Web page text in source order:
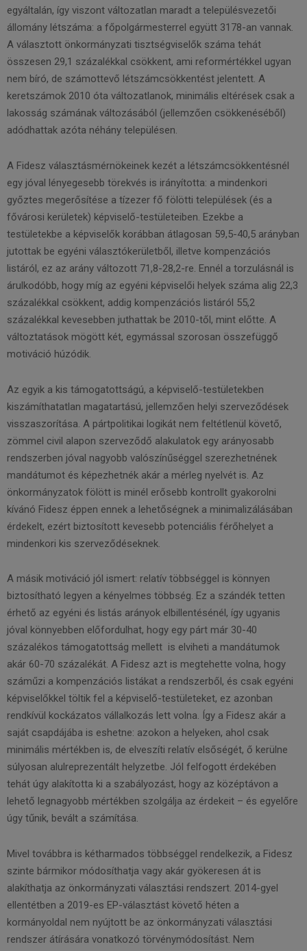
egyáltalán, így viszont változatlan maradt a településvezetői
állomány létszáma: a főpolgármesterrel együtt 3178-an vannak.
A választott önkormányzati tisztségviselők száma tehát
összesen 29,1 százalékkal csökkent, ami reformértékkel ugyan
nem bíró, de számottevő létszámcsökkentést jelentett. A
keretszámok 2010 óta változatlanok, minimális eltérések csak a
lakosság számának változásából (jellemzően csökkenéséből)
adódhattak azóta néhány településen.
A Fidesz választásmérnökeinek kezét a létszámcsökkentésnél
egy jóval lényegesebb törekvés is irányította: a mindenkori
győztes megerősítése a tízezer fő fölötti települések (és a
fővárosi kerületek) képviselő-testületeiben. Ezekbe a
testületekbe a képviselők korábban átlagosan 59,5-40,5 arányban
jutottak be egyéni választókerületből, illetve kompenzációs
listáról, ez az arány változott 71,8-28,2-re. Ennél a torzulásnál is
árulkodóbb, hogy míg az egyéni képviselői helyek száma alig 22,3
százalékkal csökkent, addig kompenzációs listáról 55,2
százalékkal kevesebben juthattak be 2010-től, mint előtte. A
változtatások mögött két, egymással szorosan összefüggő
motiváció húzódik.
Az egyik a kis támogatottságú, a képviselő-testületekben
kiszámíthatatlan magatartású, jellemzően helyi szerveződések
visszaszorítása. A pártpolitikai logikát nem feltétlenül követő,
zömmel civil alapon szerveződő alakulatok egy arányosabb
rendszerben jóval nagyobb valószínűséggel szerezhetnének
mandátumot és képezhetnék akár a mérleg nyelvét is. Az
önkormányzatok fölött is minél erősebb kontrollt gyakorolni
kívánó Fidesz éppen ennek a lehetőségnek a minimalizálásában
érdekelt, ezért biztosított kevesebb potenciális férőhelyet a
mindenkori kis szerveződéseknek.
A másik motiváció jól ismert: relatív többséggel is könnyen
biztosítható legyen a kényelmes többség. Ez a szándék tetten
érhető az egyéni és listás arányok elbillentésénél, így ugyanis
jóval könnyebben előfordulhat, hogy egy párt már 30-40
százalékos támogatottság mellett is elviheti a mandátumok
akár 60-70 százalékát. A Fidesz azt is megtehette volna, hogy
száműzi a kompenzációs listákat a rendszerből, és csak egyéni
képviselőkkel töltik fel a képviselő-testületeket, ez azonban
rendkívül kockázatos vállalkozás lett volna. Így a Fidesz akár a
saját csapdájába is eshetne: azokon a helyeken, ahol csak
minimális mértékben is, de elveszíti relatív elsőségét, ő kerülne
súlyosan alulreprezentált helyzetbe. Jól felfogott érdekében
tehát úgy alakította ki a szabályozást, hogy az középtávon a
lehető legnagyobb mértékben szolgálja az érdekeit – és egyelőre
úgy tűnik, bevált a számítása.
Mivel továbbra is kétharmados többséggel rendelkezik, a Fidesz
szinte bármikor módosíthatja vagy akár gyökeresen át is
alakíthatja az önkormányzati választási rendszert. 2014-gyel
ellentétben a 2019-es EP-választást követő héten a
kormányoldal nem nyújtott be az önkormányzati választási
rendszer átírására vonatkozó törvénymódosítást. Nem